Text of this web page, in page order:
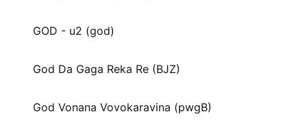
GOD - u2 (god)
God Da Gaga Reka Re (BJZ)
God Vonana Vovokaravina (pwgB)